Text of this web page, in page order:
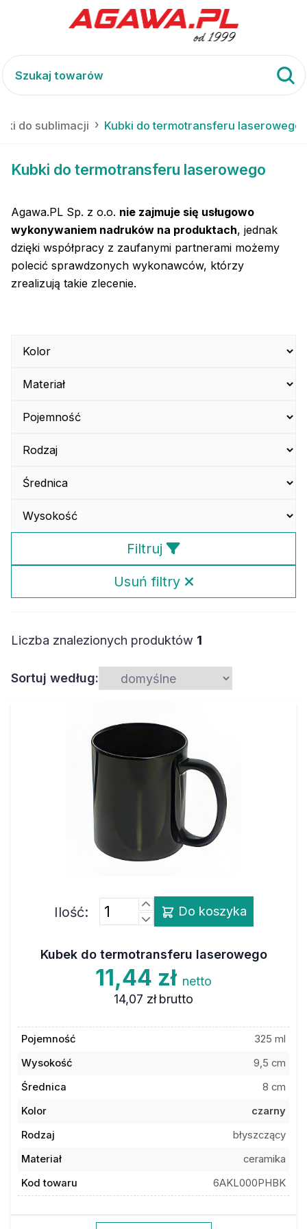
do sublimacji Kubki do termotransferu laserowego
Kubki do termotransferu laserowego
Agawa.PL Sp. z o.o. nie zajmuje się usługowo
wykonywaniem nadruków na produktach, jednak
dzięki współpracy z zaufanymi partnerami możemy
polecić sprawdzonych wykonawców, którzy
zrealizują takie zlecenie.
Filtruj
Usuń filtry
Liczba znalezionych produktów 1
Sortuj według:
Ilość: Do koszyka
Kubek do termotransferu laserowego
11,44 zł netto
14,07 zł brutto
Pojemność
325 ml
Wysokość
9,5 cm
Średnica
8 cm
Kolor
czarny
Rodzaj
błyszczący
Materiał
ceramika
Kod towaru
6AKL000PHBK